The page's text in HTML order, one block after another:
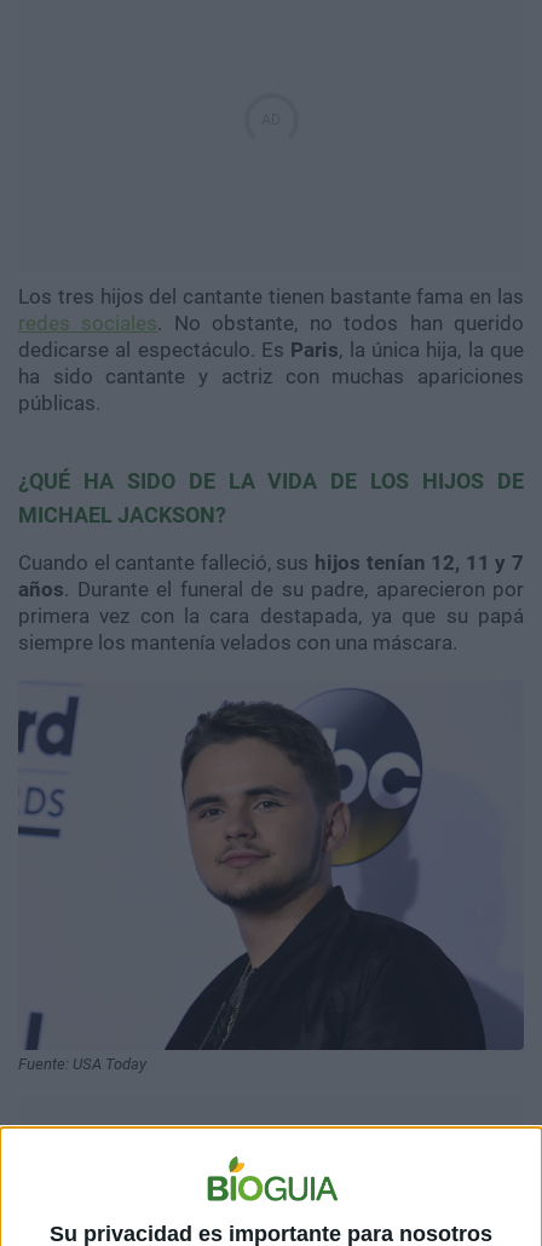
Su privacidad es importante para nosotros
Los tres hijos del cantante tienen bastante fama en las
redes sociales. No obstante, no todos han querido
dedicarse al espectáculo. Es Paris, la única hija, la que
ha sido cantante y actriz con muchas apariciones
públicas.
¿QUÉ HA SIDO DE LA VIDA DE LOS HIJOS DE
MICHAEL JACKSON?
Cuando el cantante falleció, sus hijos tenían 12, 11 y 7
años. Durante el funeral de su padre, aparecieron por
primera vez con la cara destapada, ya que su papá
siempre los mantenía velados con una máscara.
Fuente: USA Today